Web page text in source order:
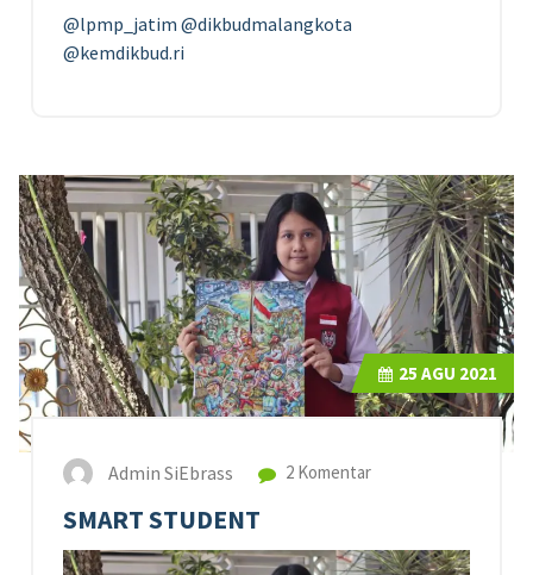
@lpmp_jatim @dikbudmalangkota
@kemdikbud.ri
25 AGU 2021
Admin SiEbrass 2 Komentar
SMART STUDENT